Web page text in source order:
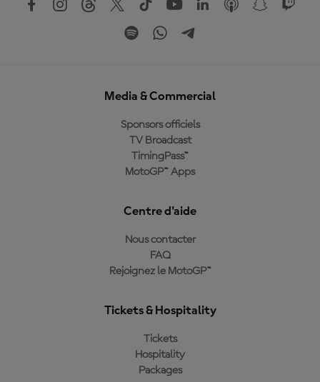
Media & Commercial
Sponsors officiels
TV Broadcast
TimingPass™
MotoGP™ Apps
Centre d'aide
Nous contacter
FAQ
Rejoignez le MotoGP™
Tickets & Hospitality
Tickets
Hospitality
Packages